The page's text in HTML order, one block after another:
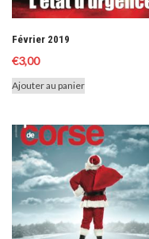
Février 2019
€3,00
Ajouter au panier